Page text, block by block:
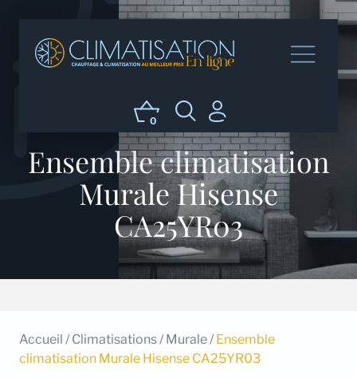
0
Ensemble climatisation
Murale Hisense
CA25YR03
Accueil / Climatisations/ Murale/ Ensemble
climatisation Murale Hisense CA25YR03